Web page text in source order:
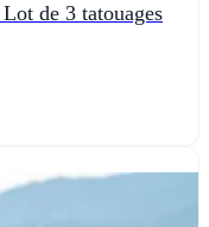
de 3 tatouages